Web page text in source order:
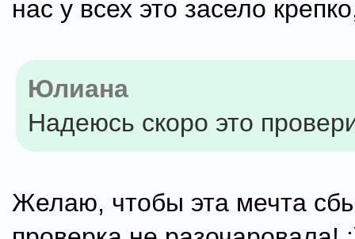
нас у всех это засело
Юлиана
Надеюсь скоро это
Желаю, чтобы эта мечта